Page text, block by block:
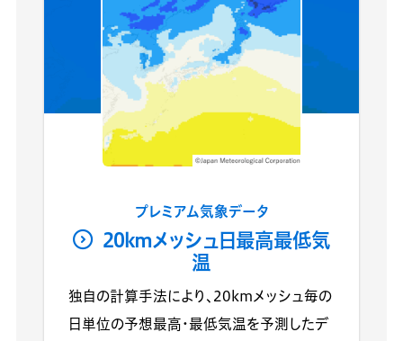
プレミアム気象データ
20kmメッシュ日最高最低気
温
独自の計算手法により、20kmメッシュ毎の
日単位の予想最高・最低気温を予測したデ